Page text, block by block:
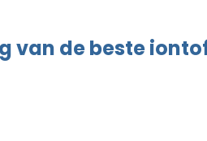
van de beste